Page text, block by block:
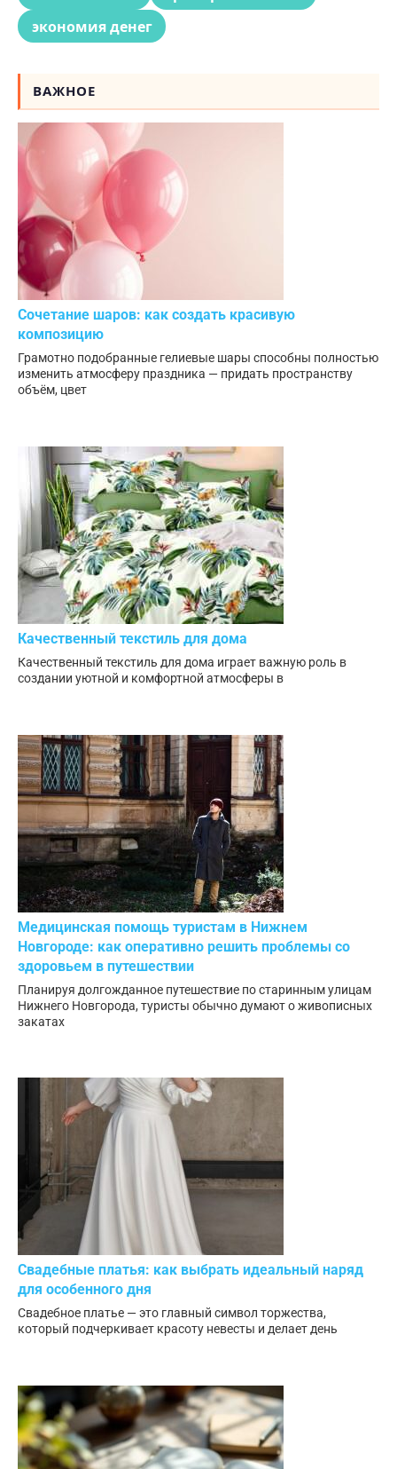
экономия денег
ВАЖНОЕ
Сочетание шаров: как создать красивую
композицию
Грамотно подобранные гелиевые шары способны полностью
изменить атмосферу праздника — придать пространству
объём, цвет
Качественный текстиль для дома
Качественный текстиль для дома играет важную роль в
создании уютной и комфортной атмосферы в
Медицинская помощь туристам в Нижнем
Новгороде: как оперативно решить проблемы со
здоровьем в путешествии
Планируя долгожданное путешествие по старинным улицам
Нижнего Новгорода, туристы обычно думают о живописных
закатах
Свадебные платья: как выбрать идеальный наряд
для особенного дня
Свадебное платье — это главный символ торжества,
который подчеркивает красоту невесты и делает день